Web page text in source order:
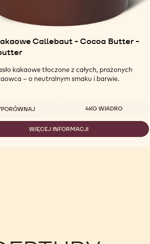
Callebaut - Cocoa Butter -
kakaowe tłoczone z całych, prażonych
– o neutralnym smaku i barwie.
PORÓWNAJ
-
MASŁO
KAKAOWE
CALLEBAUT
Dostępne opakowania
4KG WIADRO
WIĘCEJ INFORMACJI
-